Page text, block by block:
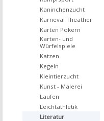
Kaninchenzucht
Karneval Theather
Karten Pokern
Karten- und
Würfelspiele
Katzen
Kegeln
Kleintierzucht
Kunst - Malerei
Laufen
Leichtathletik
Literatur